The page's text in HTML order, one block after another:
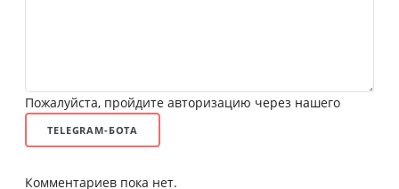
Пожалуйста, пройдите авторизацию через нашего
TELEGRAM-БОТА
Комментариев пока нет.